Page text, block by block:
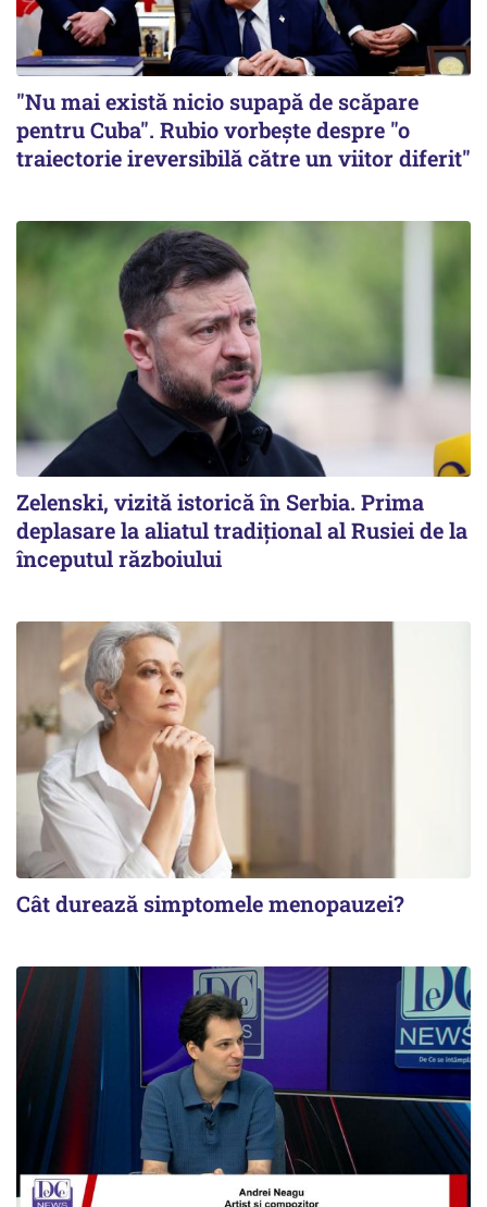
"Nu mai există nicio supapă de scăpare
pentru Cuba". Rubio vorbește despre "o
traiectorie ireversibilă către un viitor diferit"
Zelenski, vizită istorică în Serbia. Prima
deplasare la aliatul tradițional al Rusiei de la
începutul războiului
Cât durează simptomele menopauzei?